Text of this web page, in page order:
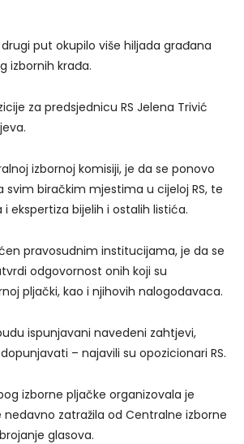
put okupilo više hiljada građana
izbornih krađa.
za predsjednicu RS Jelena Trivić
izbornoj komisiji, je da se ponovo
svim biračkim mjestima u cijeloj RS, te
ekspertiza bijelih i ostalih listića.
pravosudnim institucijama, je da se
odgovornost onih koji su
pljački, kao i njihovih nalogodavaca.
ispunjavani navedeni zahtjevi,
– najavili su opozicionari RS.
izborne pljačke organizovala je
nedavno zatražila od Centralne izborne
glasova.